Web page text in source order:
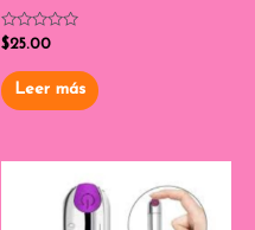
Valorado
de
5
$25.00
Leer más